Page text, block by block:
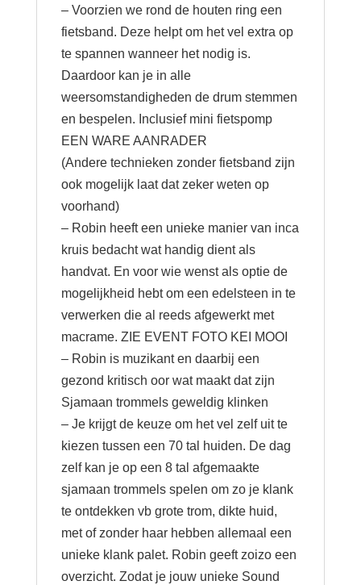
– Voorzien we rond de houten ring een
fietsband. Deze helpt om het vel extra op
te spannen wanneer het nodig is.
Daardoor kan je in alle
weersomstandigheden de drum stemmen
en bespelen. Inclusief mini fietspomp
EEN WARE AANRADER
(Andere technieken zonder fietsband zijn
ook mogelijk laat dat zeker weten op
voorhand)
– Robin heeft een unieke manier van inca
kruis bedacht wat handig dient als
handvat. En voor wie wenst als optie de
mogelijkheid hebt om een edelsteen in te
verwerken die al reeds afgewerkt met
macrame. ZIE EVENT FOTO KEI MOOI
– Robin is muzikant en daarbij een
gezond kritisch oor wat maakt dat zijn
Sjamaan trommels geweldig klinken
– Je krijgt de keuze om het vel zelf uit te
kiezen tussen een 70 tal huiden. De dag
zelf kan je op een 8 tal afgemaakte
sjamaan trommels spelen om zo je klank
te ontdekken vb grote trom, dikte huid,
met of zonder haar hebben allemaal een
unieke klank palet. Robin geeft zoizo een
overzicht. Zodat je jouw unieke Sound